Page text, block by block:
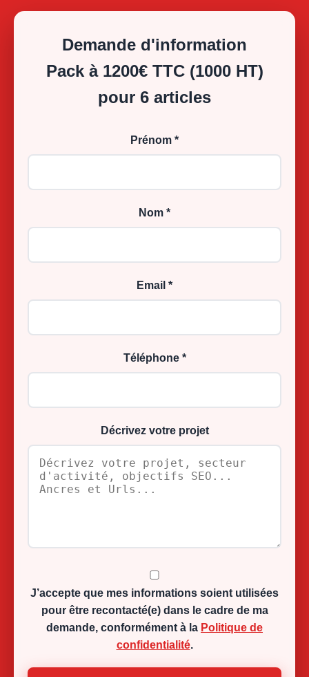
Demande d'information
Pack à 1200€ TTC (1000 HT)
pour 6 articles
Prénom *
Nom *
Email *
Téléphone *
Décrivez votre projet
J’accepte que mes informations soient utilisées
pour être recontacté(e) dans le cadre de ma
demande, conformément à la Politique de
confidentialité.